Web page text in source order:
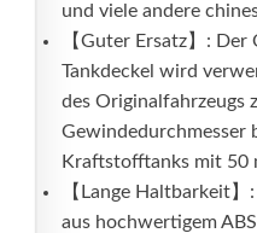
und viele andere
【Guter Ersatz】:
Tankdeckel wird
des Originalfahrzeugs
Gewindedurchmesser
Kraftstofftanks mit 50
【Lange Haltbarkeit
aus hochwertigem